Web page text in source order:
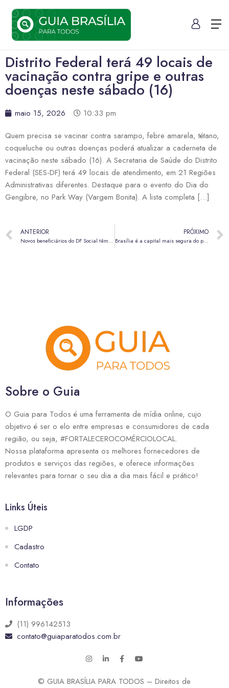
Distrito Federal terá 49 locais de
vacinação contra gripe e outras
doenças neste sábado (16)
maio 15, 2026
10:33 pm
Quem precisa se vacinar contra sarampo, febre amarela, tétano,
coqueluche ou outras doenças poderá atualizar a caderneta de
vacinação neste sábado (16). A Secretaria de Saúde do Distrito
Federal (SES-DF) terá 49 locais de atendimento, em 21 Regiões
Administrativas diferentes. Destaque para o evento do Dia do
Gengibre, no Park Way (Vargem Bonita). A lista completa […]
ANTERIOR
Novos beneficiários do DF Social têm até o dia 24 de maio para abrir conta no BRB
PRÓXIMO
Brasília é a capital mais segura do país, com redução histórica do número de homicídios
Sobre o Guia
O Guia para Todos é uma ferramenta de mídia online, cujo
objetivo é ser o elo entre empresas e consumidores de cada
região, ou seja, #FORTALECEROCOMÉRCIOLOCAL.
Nossa plataforma apresenta os melhores fornecedores de
produtos e serviços das regiões, e oferece informações
relevantes para tornar o seu dia a dia mais fácil e prático!
Links Úteis
LGDP
Cadastro
Contato
Informações
(11) 996142513
contato@guiaparatodos.com.br
© GUIA BRASÍLIA PARA TODOS – Direitos de